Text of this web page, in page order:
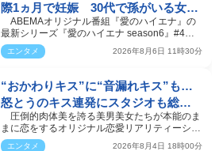
際1ヵ月で妊娠 30代で孫がいる女性
の衝撃半生
ABEMAオリジナル番組『愛のハイエナ』の
最新シリーズ『愛のハイエナ season6』#4が4
日、放送された。#4…
エンタメ 2026年8月6日 11時30分
“おかわりキス”に“音漏れキス”も…
怒とうのキス連発にスタジオも総立
ち！
圧倒的肉体美を誇る美男美女たちが本能のま
まに恋をするオリジナル恋愛リアリティーショ
ー『シャッフル…
エンタメ 2026年8月4日 18時00分